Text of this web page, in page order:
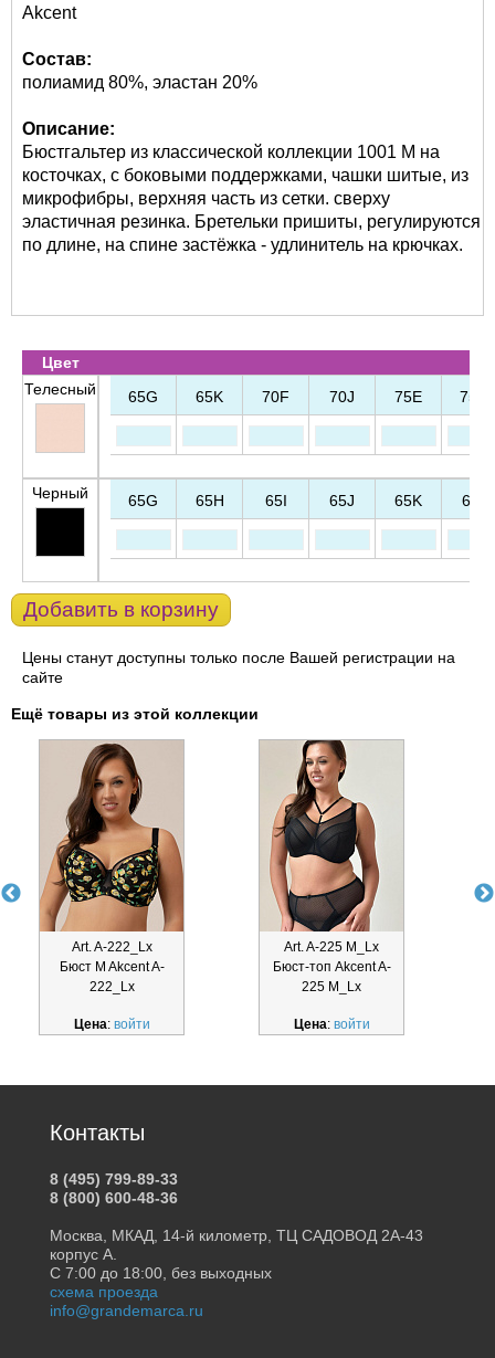
Akcent
Состав:
полиамид 80%, эластан 20%
Описание:
Бюстгальтер из классической коллекции 1001 M на
косточках, с боковыми поддержками, чашки шитые, из
микрофибры, верхняя часть из сетки. сверху
эластичная резинка. Бретельки пришиты, регулируются
по длине, на спине застёжка - удлинитель на крючках.
Цвет
Телесный
65G 65K 70F 70J 75E 75G
Черный 65G 65H 65I 65J 65K 65L
Добавить в корзину
Цены станут доступны только после Вашей регистрации на
сайте
Ещё товары из этой коллекции
Art. A-222_Lx
Бюст M Akcent A-
222_Lx
Цена: войти
Art. A-225 M_Lx
Бюст-топ Akcent A-
225 M_Lx
Цена: войти
Контакты
8 (495) 799-89-33
8 (800) 600-48-36
Москва, МКАД, 14-й километр, ТЦ САДОВОД 2А-43
корпус А.
С 7:00 до 18:00, без выходных
схема проезда
info@grandemarca.ru